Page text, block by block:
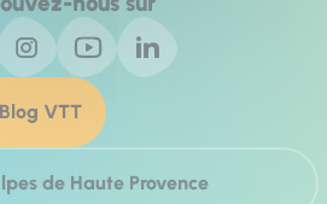
VTT
de Haute Provence